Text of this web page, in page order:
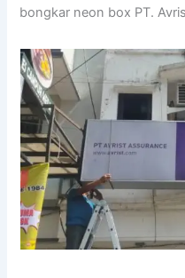
bongkar neon box PT.